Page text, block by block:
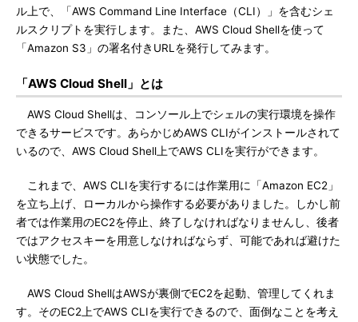
ル上で、「AWS Command Line Interface（CLI）」を含むシェ
ルスクリプトを実行します。また、AWS Cloud Shellを使って
「Amazon S3」の署名付きURLを発行してみます。
「AWS Cloud Shell」とは
AWS Cloud Shellは、コンソール上でシェルの実行環境を操作
できるサービスです。あらかじめAWS CLIがインストールされて
いるので、AWS Cloud Shell上でAWS CLIを実行ができます。
これまで、AWS CLIを実行するには作業用に「Amazon EC2」
を立ち上げ、ローカルから操作する必要がありました。しかし前
者では作業用のEC2を停止、終了しなければなりませんし、後者
ではアクセスキーを用意しなければならず、可能であれば避けた
い状態でした。
AWS Cloud ShellはAWSが裏側でEC2を起動、管理してくれま
す。そのEC2上でAWS CLIを実行できるので、面倒なことを考え